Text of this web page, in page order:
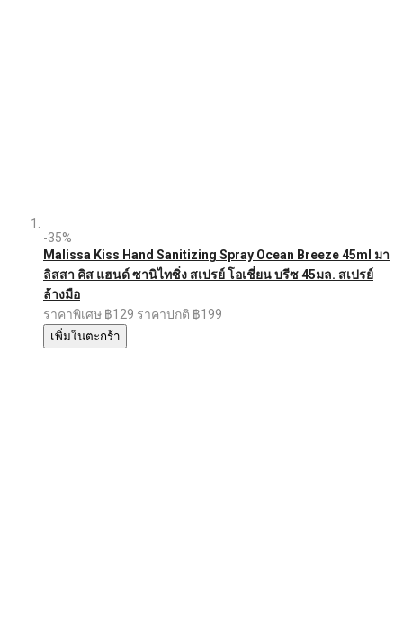
-35%
Malissa Kiss Hand Sanitizing Spray Ocean Breeze 45ml มา
ลิสสา คิส แฮนด์ ซานิไทซิ่ง สเปรย์ โอเชี่ยน บรีซ 45มล. สเปรย์
ล้างมือ
ราคาพิเศษ ฿129 ราคาปกติ ฿199
เพิ่มในตะกร้า